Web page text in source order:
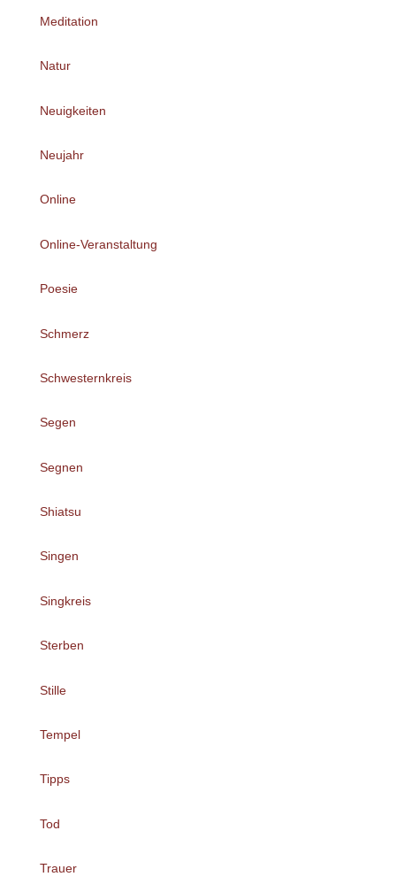
Meditation
Natur
Neuigkeiten
Neujahr
Online
Online-Veranstaltung
Poesie
Schmerz
Schwesternkreis
Segen
Segnen
Shiatsu
Singen
Singkreis
Sterben
Stille
Tempel
Tipps
Tod
Trauer